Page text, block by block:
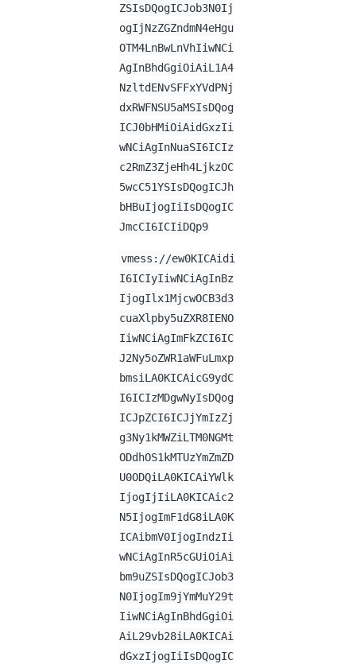
ZSIsDQogICJob3N0Ij
ogIjNzZGZndmN4eHgu
OTM4LnBwLnVhIiwNCi
AgInBhdGgiOiAiL1A4
NzltdENvSFFxYVdPNj
dxRWFNSU5aMSIsDQog
ICJ0bHMiOiAidGxzIi
wNCiAgInNuaSI6ICIz
c2RmZ3ZjeHh4LjkzOC
5wcC51YSIsDQogICJh
bHBuIjogIiIsDQogIC
JmcCI6ICIiDQp9
vmess://ew0KICAidi
I6ICIyIiwNCiAgInBz
IjogIlx1MjcwOCB3d3
cuaXlpby5uZXR8IENO
IiwNCiAgImFkZCI6IC
J2Ny5oZWR1aWFuLmxp
bmsiLA0KICAicG9ydC
I6ICIzMDgwNyIsDQog
ICJpZCI6ICJjYmIzZj
g3Ny1kMWZiLTM0NGMt
ODdhOS1kMTUzYmZmZD
U0ODQiLA0KICAiYWlk
IjogIjIiLA0KICAic2
N5IjogImF1dG8iLA0K
ICAibmV0IjogIndzIi
wNCiAgInR5cGUiOiAi
bm9uZSIsDQogICJob3
N0IjogIm9jYmMuY29t
IiwNCiAgInBhdGgiOi
AiL29vb28iLA0KICAi
dGxzIjogIiIsDQogIC